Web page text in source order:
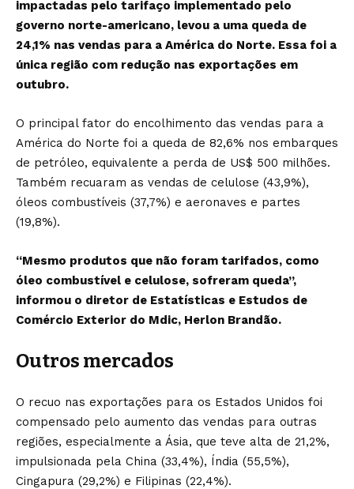
impactadas pelo tarifaço implementado pelo
governo norte-americano, levou a uma queda de
24,1% nas vendas para a América do Norte. Essa foi a
única região com redução nas exportações em
outubro.
O principal fator do encolhimento das vendas para a
América do Norte foi a queda de 82,6% nos embarques
de petróleo, equivalente a perda de US$ 500 milhões.
Também recuaram as vendas de celulose (43,9%),
óleos combustíveis (37,7%) e aeronaves e partes
(19,8%).
“Mesmo produtos que não foram tarifados, como
óleo combustível e celulose, sofreram queda”,
informou o diretor de Estatísticas e Estudos de
Comércio Exterior do Mdic, Herlon Brandão.
Outros mercados
O recuo nas exportações para os Estados Unidos foi
compensado pelo aumento das vendas para outras
regiões, especialmente a Ásia, que teve alta de 21,2%,
impulsionada pela China (33,4%), Índia (55,5%),
Cingapura (29,2%) e Filipinas (22,4%).